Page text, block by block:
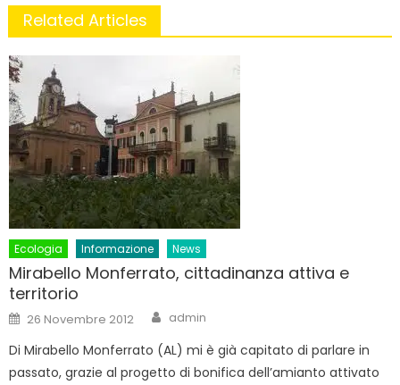
Related Articles
Ecologia Informazione News
Mirabello Monferrato, cittadinanza attiva e
territorio
Posted
on
26 Novembre 2012 Author
admin
Di Mirabello Monferrato (AL) mi è già capitato di parlare in
passato, grazie al progetto di bonifica dell’amianto attivato